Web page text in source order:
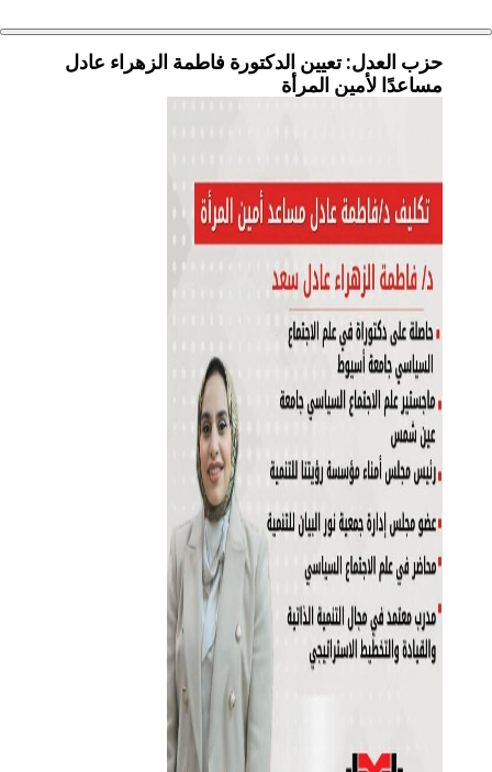
حزب العدل: تعيين الدكتورة فاطمة الزهراء عادل
مساعدًا لأمين المرأة